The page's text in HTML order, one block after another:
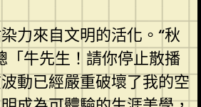
力來自文明的活化。“秋
「牛先生！請你停止散播
動已經嚴重破壞了我的空